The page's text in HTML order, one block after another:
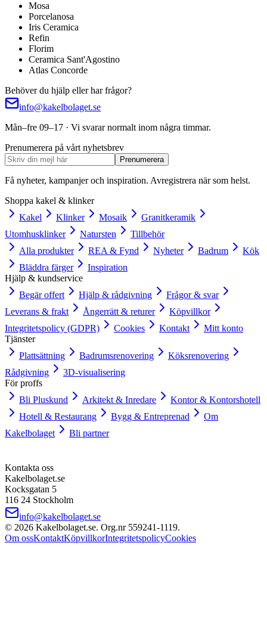
Mosa
Porcelanosa
Iris Ceramica
Refin
Florim
Ceramica Sant'Agostino
Atlas Concorde
Behöver du hjälp eller har frågor?
info@kakelbolaget.se
Mån–fre 09–17 · Vi svarar normalt inom några timmar.
Prenumerera på vårt nyhetsbrev
Prenumerera
Få nyheter, kampanjer och inspiration. Avregistrera när som helst.
Shoppa kakel & klinker
Kakel
Klinker Mosaik
Granitkeramik
Utomhusklinker
Natursten
Tillbehör
Alla produkter
REA & Fynd Nyheter Badrum
Kök
Bläddra färger
Inspiration
Hjälp & kundservice
Begär offert
Hjälp & rådgivning
Frågor & svar
Leverans & frakt
Ångerrätt & returer
Köpvillkor
Integritetspolicy (GDPR)
Cookies Kontakt
Mitt konto
Tjänster
Plattsättning
Badrumsrenovering
Köksrenovering
Rådgivning
3D-visualisering
För proffs
Bli Pluskund
Arkitekt & Inredare
Kontor & Kontorshotell
Hotell & Restaurang
Bygg & Entreprenad
Om
Kakelbolaget
Bli partner
Kontakta oss
Kakelbolaget.se
Kocksgatan 5
116 24 Stockholm
info@kakelbolaget.se
© 2026 Kakelbolaget.se. Org.nr 559241‑1119.
Om ossKontaktKöpvillkorIntegritetspolicyCookies